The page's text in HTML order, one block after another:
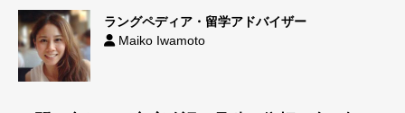
ラングペディア・留学アドバイザー
Maiko Iwamoto